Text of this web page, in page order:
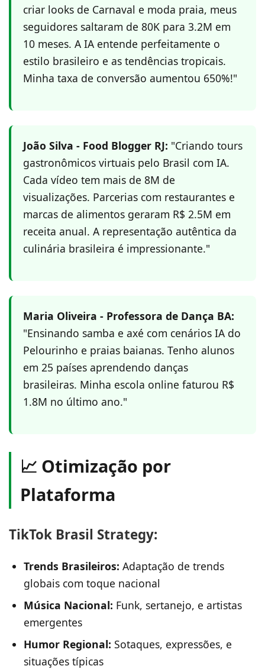
criar looks de Carnaval e moda praia, meus
seguidores saltaram de 80K para 3.2M em
10 meses. A IA entende perfeitamente o
estilo brasileiro e as tendências tropicais.
Minha taxa de conversão aumentou 650%!"
João Silva - Food Blogger RJ: "Criando tours
gastronômicos virtuais pelo Brasil com IA.
Cada vídeo tem mais de 8M de
visualizações. Parcerias com restaurantes e
marcas de alimentos geraram R$ 2.5M em
receita anual. A representação autêntica da
culinária brasileira é impressionante."
Maria Oliveira - Professora de Dança BA:
"Ensinando samba e axé com cenários IA do
Pelourinho e praias baianas. Tenho alunos
em 25 países aprendendo danças
brasileiras. Minha escola online faturou R$
1.8M no último ano."
📈 Otimização por
Plataforma
TikTok Brasil Strategy:
Trends Brasileiros: Adaptação de trends
globais com toque nacional
Música Nacional: Funk, sertanejo, e artistas
emergentes
Humor Regional: Sotaques, expressões, e
situações típicas